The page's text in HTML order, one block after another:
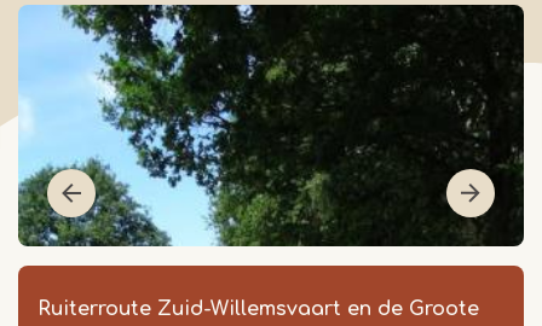
Ruiterroute Zuid-Willemsvaart en de Groote